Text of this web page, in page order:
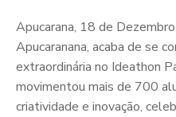
Apucarana, 18 de
Apucaranana, acaba de se
extraordinária no Ideathon
movimentou mais de 700
criatividade e inovação,